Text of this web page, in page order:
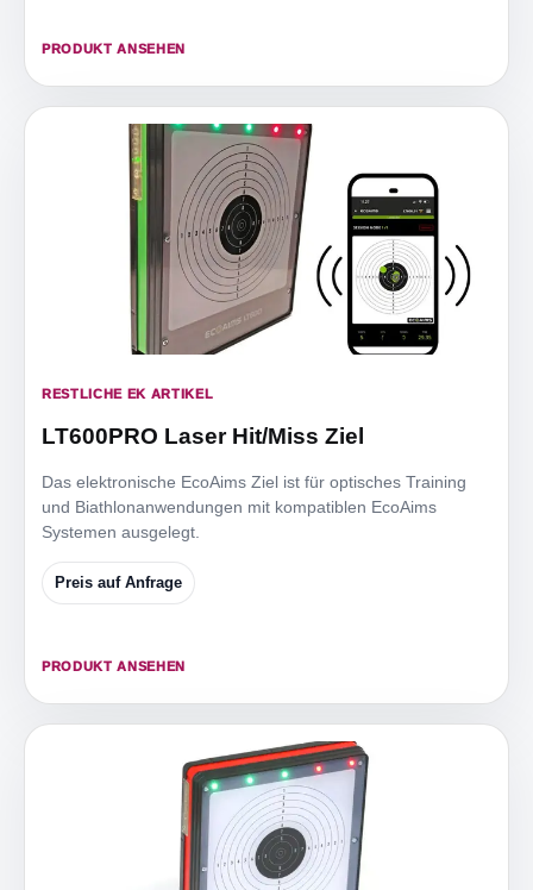
PRODUKT ANSEHEN
RESTLICHE EK ARTIKEL
LT600PRO Laser Hit/Miss Ziel
Das elektronische EcoAims Ziel ist für optisches Training
und Biathlonanwendungen mit kompatiblen EcoAims
Systemen ausgelegt.
Preis auf Anfrage
PRODUKT ANSEHEN